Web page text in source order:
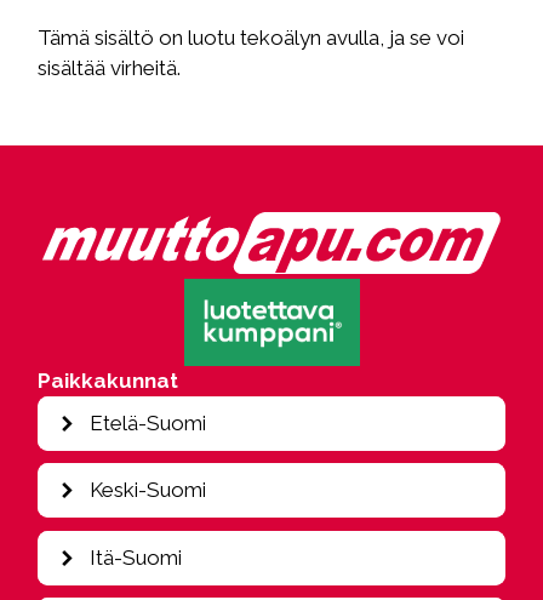
Tämä sisältö on luotu tekoälyn avulla, ja se voi
sisältää virheitä.
Paikkakunnat
Etelä-Suomi
Espoo
Hamina
Heinola
Keski-Suomi
Jyväskylä
Kajaani
Itä-Suomi